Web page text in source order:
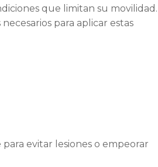
que limitan su movilidad.
para aplicar estas
evitar lesiones o empeorar